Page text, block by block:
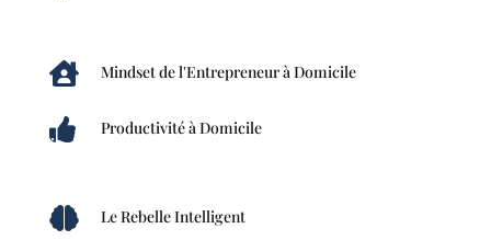
 Mindset de l'Entrepreneur à Domicile
 Productivité à Domicile
 Le Rebelle Intelligent